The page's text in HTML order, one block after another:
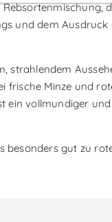
und dem
strahlendem
Minze und
ein vollmundiger
besonders gut zu